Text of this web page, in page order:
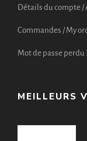
Détails du compte /
Commandes / My
Mot de passe perdu
MEILLEURS